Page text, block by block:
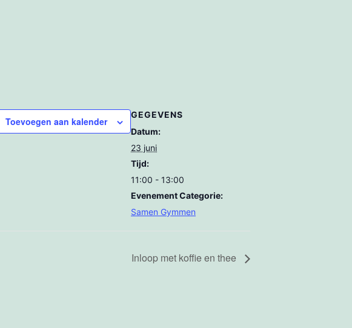
Toevoegen aan kalender
GEGEVENS
Datum:
23 juni
Tijd:
11:00 - 13:00
Evenement Categorie:
Samen Gymmen
Inloop met koffie en thee